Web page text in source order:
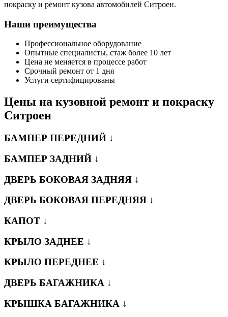
покраску и ремонт кузова автомобилей Ситроен.
Наши преимущества
Профессиональное оборудование
Опытные специалисты, стаж более 10 лет
Цена не меняется в процессе работ
Срочный ремонт от 1 дня
Услуги сертифицированы
Цены на кузовной ремонт и покраску
Ситроен
БАМПЕР ПЕРЕДНИЙ ↓
БАМПЕР ЗАДНИЙ ↓
ДВЕРЬ БОКОВАЯ ЗАДНЯЯ ↓
ДВЕРЬ БОКОВАЯ ПЕРЕДНЯЯ ↓
КАПОТ ↓
КРЫЛО ЗАДНЕЕ ↓
КРЫЛО ПЕРЕДНЕЕ ↓
ДВЕРЬ БАГАЖНИКА ↓
КРЫШКА БАГАЖНИКА ↓